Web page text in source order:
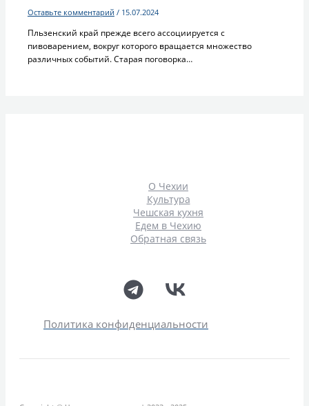
Оставьте комментарий / 15.07.2024
Пльзенский край прежде всего ассоциируется с
пивоварением, вокруг которого вращается множество
различных событий. Старая поговорка…
О Чехии
Культура
Чешская кухня
Едем в Чехию
Обратная связь
Политика конфиденциальности